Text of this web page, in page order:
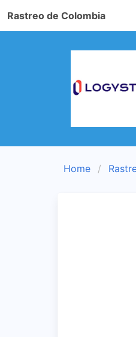
Rastreo de Colombia
Home